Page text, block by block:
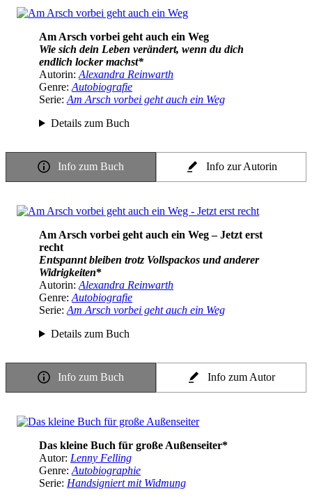
Am Arsch vorbei geht auch ein Weg
Wie sich dein Leben verändert, wenn du dich
endlich locker machst*
Autorin: Alexandra Reinwarth
Genre: Autobiografie
Serie: Am Arsch vorbei geht auch ein Weg
Details zum Buch
Info zum Buch Info zur Autorin
Am Arsch vorbei geht auch ein Weg – Jetzt erst
recht
Entspannt bleiben trotz Vollspackos und anderer
Widrigkeiten*
Autorin: Alexandra Reinwarth
Genre: Autobiografie
Serie: Am Arsch vorbei geht auch ein Weg
Details zum Buch
Info zum Buch Info zum Autor
Das kleine Buch für große Außenseiter*
Autor: Lenny Felling
Genre: Autobiographie
Serie: Handsigniert mit Widmung